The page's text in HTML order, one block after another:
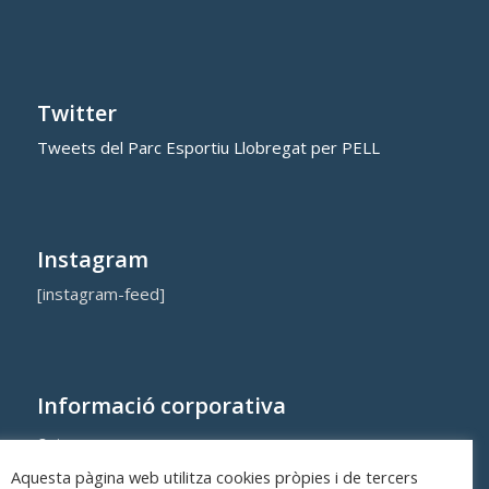
Twitter
Tweets del Parc Esportiu Llobregat per PELL
Instagram
[instagram-feed]
Informació corporativa
Qui som
Cost dels equipaments i serveis municipals
Aquesta pàgina web utilitza cookies pròpies i de tercers